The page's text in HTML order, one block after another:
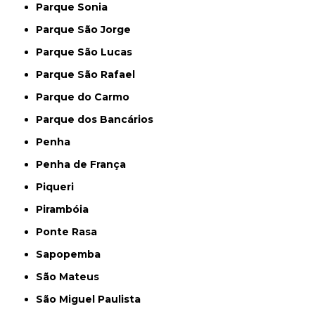
Parque Sonia
Parque São Jorge
Parque São Lucas
Parque São Rafael
Parque do Carmo
Parque dos Bancários
Penha
Penha de França
Piqueri
Pirambóia
Ponte Rasa
Sapopemba
São Mateus
São Miguel Paulista